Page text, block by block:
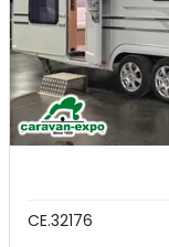
CE.32176